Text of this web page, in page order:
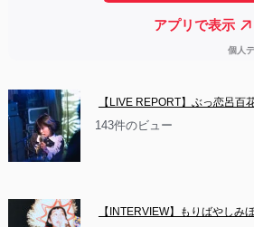
【LIVE REPORT】ぶっ恋呂百
143件のビュー
【INTERVIEW】もりばやしみ